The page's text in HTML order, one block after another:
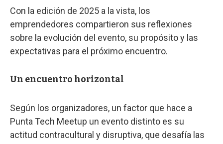
Con la edición de 2025 a la vista, los
emprendedores compartieron sus reflexiones
sobre la evolución del evento, su propósito y las
expectativas para el próximo encuentro.
Un encuentro horizontal
Según los organizadores, un factor que hace a
Punta Tech Meetup un evento distinto es su
actitud contracultural y disruptiva, que desafía las